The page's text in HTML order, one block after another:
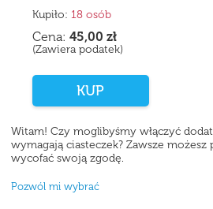
Kupiło: 18 osób
Cena: 45,00 zł
(Zawiera podatek)
KUP
Witam! Czy moglibyśmy włączyć
wymagają ciasteczek? Zawsze
wycofać swoją zgodę.
Pozwól mi wybrać